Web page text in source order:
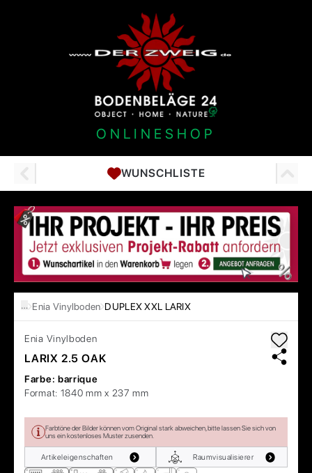
ONLINESHOP
WUNSCHLISTE
… Enia Vinylboden DUPLEX XXL LARIX
Enia Vinylboden
LARIX 2.5 OAK
Farbe: barrique
Format: 1840 mm x 237 mm
Farbtöne der Bilder können vom Original stark abweichen, bitte lassen Sie sich von
uns ein kostenloses Muster zusenden.
Artikeleigenschaften Raumvisualisierer